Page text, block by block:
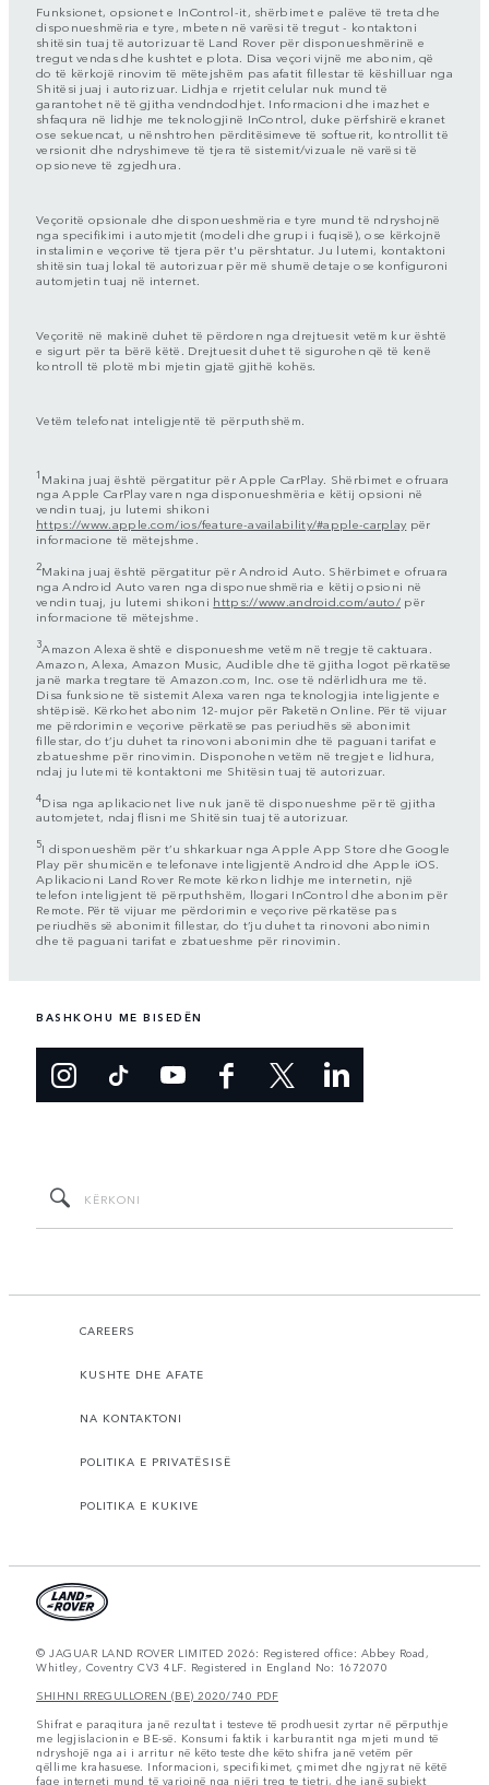
Funksionet, opsionet e InControl-it, shërbimet e palëve të treta dhe
disponueshmëria e tyre, mbeten në varësi të tregut - kontaktoni
shitësin tuaj të autorizuar të Land Rover për disponueshmërinë e
tregut vendas dhe kushtet e plota. Disa veçori vijnë me abonim, që
do të kërkojë rinovim të mëtejshëm pas afatit fillestar të këshilluar nga
Shitësi juaj i autorizuar. Lidhja e rrjetit celular nuk mund të
garantohet në të gjitha vendndodhjet. Informacioni dhe imazhet e
shfaqura në lidhje me teknologjinë InControl, duke përfshirë ekranet
ose sekuencat, u nënshtrohen përditësimeve të softuerit, kontrollit të
versionit dhe ndryshimeve të tjera të sistemit/vizuale në varësi të
opsioneve të zgjedhura.
Veçoritë opsionale dhe disponueshmëria e tyre mund të ndryshojnë
nga specifikimi i automjetit (modeli dhe grupi i fuqisë), ose kërkojnë
instalimin e veçorive të tjera për t'u përshtatur. Ju lutemi, kontaktoni
shitësin tuaj lokal të autorizuar për më shumë detaje ose konfiguroni
automjetin tuaj në internet.
Veçoritë në makinë duhet të përdoren nga drejtuesit vetëm kur është
e sigurt për ta bërë këtë. Drejtuesit duhet të sigurohen që të kenë
kontroll të plotë mbi mjetin gjatë gjithë kohës.
Vetëm telefonat inteligjentë të përputhshëm.
1 Makina juaj është përgatitur për Apple CarPlay. Shërbimet e ofruara
nga Apple CarPlay varen nga disponueshmëria e këtij opsioni në
vendin tuaj, ju lutemi shikoni
https://www.apple.com/ios/feature-availability/#apple-carplay për
informacione të mëtejshme.
2Makina juaj është përgatitur për Android Auto. Shërbimet e ofruara
nga Android Auto varen nga disponueshmëria e këtij opsioni në
vendin tuaj, ju lutemi shikoni https://www.android.com/auto/ për
informacione të mëtejshme.
3Amazon Alexa është e disponueshme vetëm në tregje të caktuara.
Amazon, Alexa, Amazon Music, Audible dhe të gjitha logot përkatëse
janë marka tregtare të Amazon.com, Inc. ose të ndërlidhura me të.
Disa funksione të sistemit Alexa varen nga teknologjia inteligjente e
shtëpisë. Kërkohet abonim 12-mujor për Paketën Online. Për të vijuar
me përdorimin e veçorive përkatëse pas periudhës së abonimit
fillestar, do t’ju duhet ta rinovoni abonimin dhe të paguani tarifat e
zbatueshme për rinovimin. Disponohen vetëm në tregjet e lidhura,
ndaj ju lutemi të kontaktoni me Shitësin tuaj të autorizuar.
4Disa nga aplikacionet live nuk janë të disponueshme për të gjitha
automjetet, ndaj flisni me Shitësin tuaj të autorizuar.
5I disponueshëm për t’u shkarkuar nga Apple App Store dhe Google
Play për shumicën e telefonave inteligjentë Android dhe Apple iOS.
Aplikacioni Land Rover Remote kërkon lidhje me internetin, një
telefon inteligjent të përputhshëm, llogari InControl dhe abonim për
Remote. Për të vijuar me përdorimin e veçorive përkatëse pas
periudhës së abonimit fillestar, do t’ju duhet ta rinovoni abonimin
dhe të paguani tarifat e zbatueshme për rinovimin.
BASHKOHU ME BISEDËN
CAREERS
KUSHTE DHE AFATE
NA KONTAKTONI
POLITIKA E PRIVATËSISË
POLITIKA E KUKIVE
© JAGUAR LAND ROVER LIMITED 2026: Registered office: Abbey Road,
Whitley, Coventry CV3 4LF. Registered in England No: 1672070
SHIHNI RREGULLOREN (BE) 2020/740 PDF
Shifrat e paraqitura janë rezultat i testeve të prodhuesit zyrtar në përputhje
me legjislacionin e BE-së. Konsumi faktik i karburantit nga mjeti mund të
ndryshojë nga ai i arritur në këto teste dhe këto shifra janë vetëm për
qëllime krahasuese. Informacioni, specifikimet, çmimet dhe ngjyrat në këtë
faqe interneti mund të variojnë nga njëri treg te tjetri, dhe janë subjekt